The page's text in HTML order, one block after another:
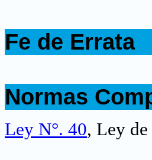
Fe de Errata
Normas
Ley N°. 40, Ley